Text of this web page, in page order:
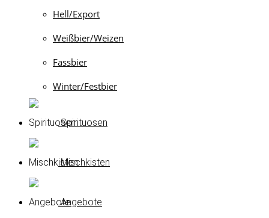
Hell/Export
Weißbier/Weizen
Fassbier
Winter/Festbier
Spirituosen
Mischkisten
Angebote